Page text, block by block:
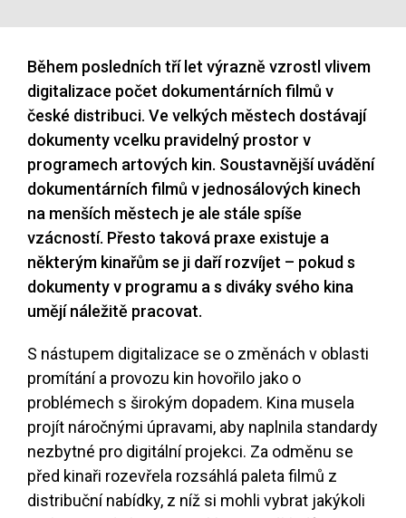
Během posledních tří let výrazně vzrostl vlivem
digitalizace počet dokumentárních filmů v
české distribuci. Ve velkých městech dostávají
dokumenty vcelku pravidelný prostor v
programech artových kin. Soustavnější uvádění
dokumentárních filmů v jednosálových kinech
na menších městech je ale stále spíše
vzácností. Přesto taková praxe existuje a
některým kinařům se ji daří rozvíjet – pokud s
dokumenty v programu a s diváky svého kina
umějí náležitě pracovat.
S nástupem digitalizace se o změnách v oblasti
promítání a provozu kin hovořilo jako o
problémech s širokým dopadem. Kina musela
projít náročnými úpravami, aby naplnila standardy
nezbytné pro digitální projekci. Za odměnu se
před kinaři rozevřela rozsáhlá paleta filmů z
distribuční nabídky, z níž si mohli vybrat jakýkoli